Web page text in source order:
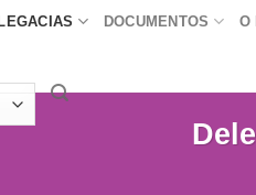
DOCUMENTOS O